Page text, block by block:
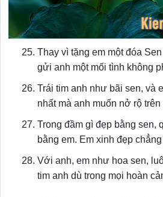
Thay vì tặng em một đóa
gửi anh một mối tình không
Trái tim anh như bãi sen, và
nhất mà anh muốn nở rộ trên
Trong đầm gì đẹp bằng sen,
bằng em. Em xinh đẹp
Với anh, em như hoa sen,
tim anh dù trong mọi hoàn